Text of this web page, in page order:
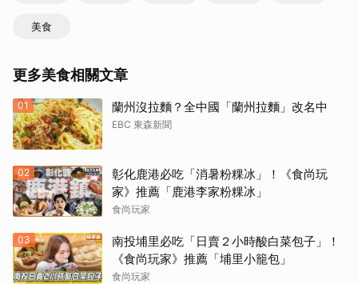
美食
更多美食相關文章
01 蘭州沒拉麵？全中國「蘭州拉麵」改名中
EBC 東森新聞
02
彰化鹿港必吃「消暑粉粿冰」！《食尚玩
家》推薦「鹿港李家粉粿冰」
食尚玩家
03
南投埔里必吃「日賣２小時酸白菜包子」！
《食尚玩家》推薦「埔里小籠包」
食尚玩家